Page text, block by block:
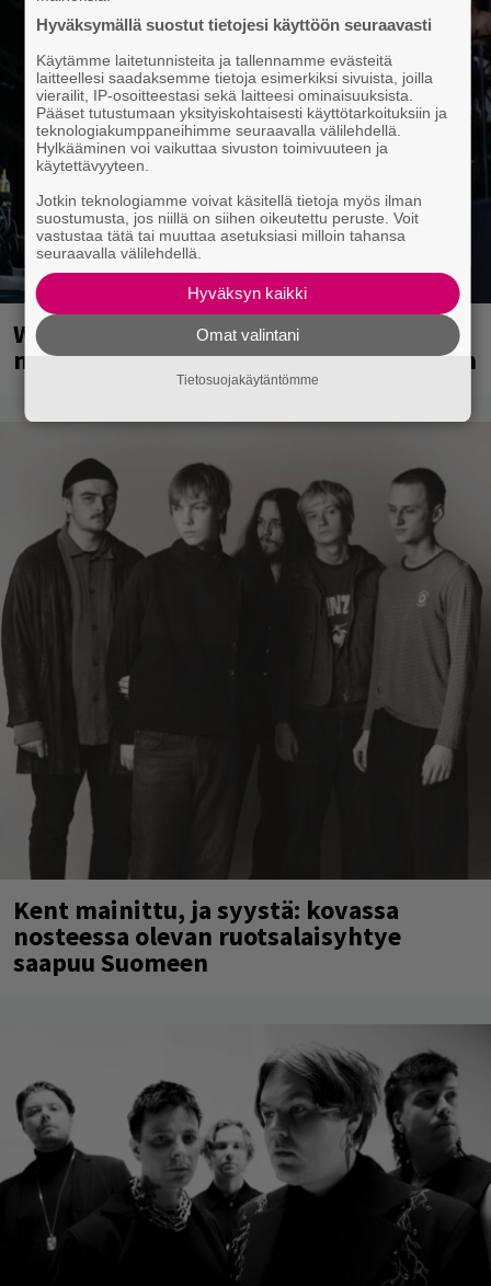
Weezer palaa Suomeen yli
neljännesvuosisadan odotuksen jälkeen
Kent mainittu, ja syystä: kovassa
nosteessa olevan ruotsalaisyhtye
saapuu Suomeen
Hyväksymällä suostut tietojesi käyttöön seuraavasti
Käytämme laitetunnisteita ja tallennamme evästeitä
laitteellesi saadaksemme tietoja esimerkiksi sivuista, joilla
vierailit, IP-osoitteestasi sekä laitteesi ominaisuuksista.
Pääset tutustumaan yksityiskohtaisesti käyttötarkoituksiin ja
teknologiakumppaneihimme seuraavalla välilehdellä.
Hylkääminen voi vaikuttaa sivuston toimivuuteen ja
käytettävyyteen.
Jotkin teknologiamme voivat käsitellä tietoja myös ilman
suostumusta, jos niillä on siihen oikeutettu peruste. Voit
vastustaa tätä tai muuttaa asetuksiasi milloin tahansa
seuraavalla välilehdellä.
Hyväksyn kaikki
Omat valintani
Tietosuojakäytäntömme